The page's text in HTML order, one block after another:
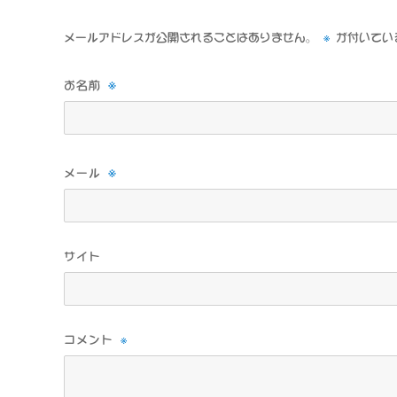
メールアドレスが公開されることはありません。 ※ が付いてい
お名前 ※
メール ※
サイト
コメント ※